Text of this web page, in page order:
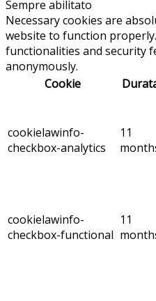
Sempre abilitato
Necessary cookies are
website to function
functionalities and security
anonymously.
Cookie
cookielawinfo-
checkbox-analytics
11
cookielawinfo-
checkbox-functional
11